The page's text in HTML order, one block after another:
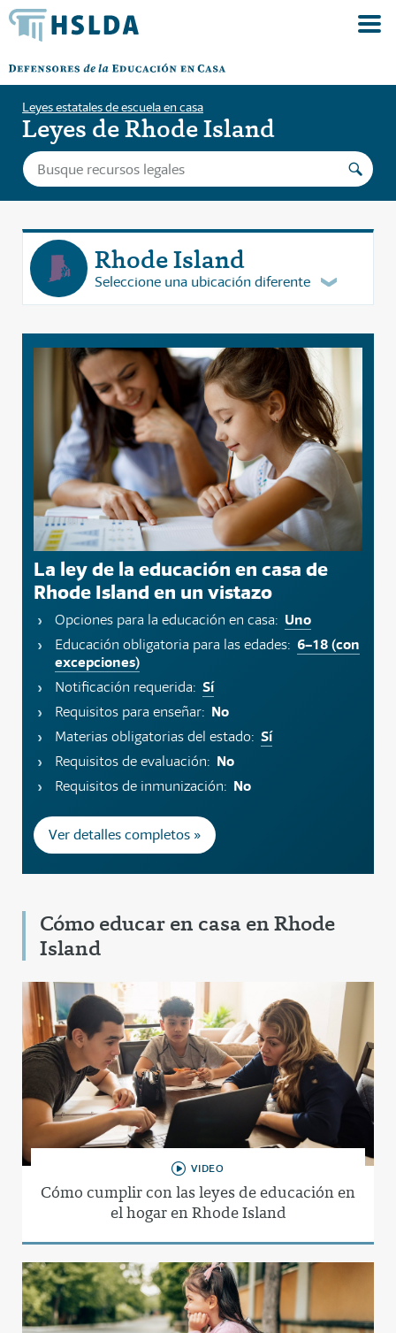
Leyes estatales de escuela en casa
Leyes de Rhode Island
Rhode Island
Seleccione una ubicación diferente
La ley de la educación en casa de
Rhode Island en un vistazo
Opciones para la educación en casa: Uno
Educación obligatoria para las edades: 6–18 (con
excepciones)
Notificación requerida: Sí
Requisitos para enseñar: No
Materias obligatorias del estado: Sí
Requisitos de evaluación: No
Requisitos de inmunización: No
Ver detalles completos »
Cómo educar en casa en Rhode
Island
VIDEO
Cómo cumplir con las leyes de educación en
el hogar en Rhode Island